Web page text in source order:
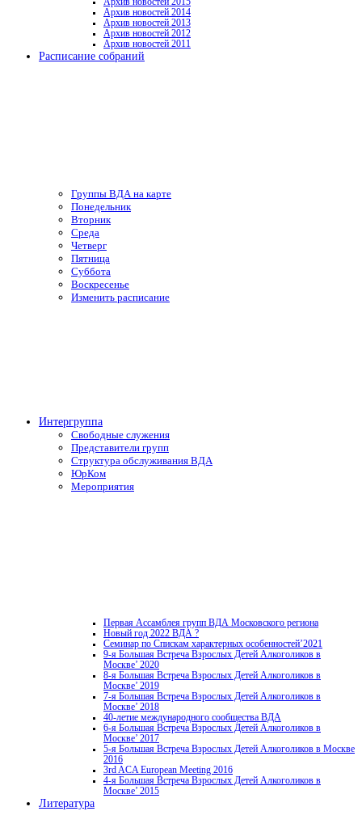
Архив новостей 2014
Архив новостей 2013
Архив новостей 2012
Архив новостей 2011
Расписание собраний
Группы ВДА на карте
Понедельник
Вторник
Среда
Четверг
Пятница
Суббота
Воскресенье
Изменить расписание
Интергруппа
Свободные служения
Представители групп
Структура обслуживания ВДА
ЮрКом
Мероприятия
Первая Ассамблея групп ВДА Московского региона
Новый год 2022 ВДА ?
Семинар по Спискам характерных особенностей’2021
9-я Большая Встреча Взрослых Детей Алкоголиков в
Москве’ 2020
8-я Большая Встреча Взрослых Детей Алкоголиков в
Москве’ 2019
7-я Большая Встреча Взрослых Детей Алкоголиков в
Москве’ 2018
40-летие международного сообщества ВДА
6-я Большая Встреча Взрослых Детей Алкоголиков в
Москве’ 2017
5-я Большая Встреча Взрослых Детей Алкоголиков в Москве
2016
3rd ACA European Meeting 2016
4-я Большая Встреча Взрослых Детей Алкоголиков в
Москве’ 2015
Литература